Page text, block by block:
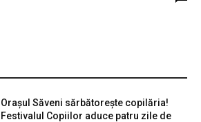
Orașul Săveni sărbătorește copilăria!
Festivalul Copiilor aduce patru zile de